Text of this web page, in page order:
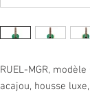
RUEL-MGR,
acajou, housse